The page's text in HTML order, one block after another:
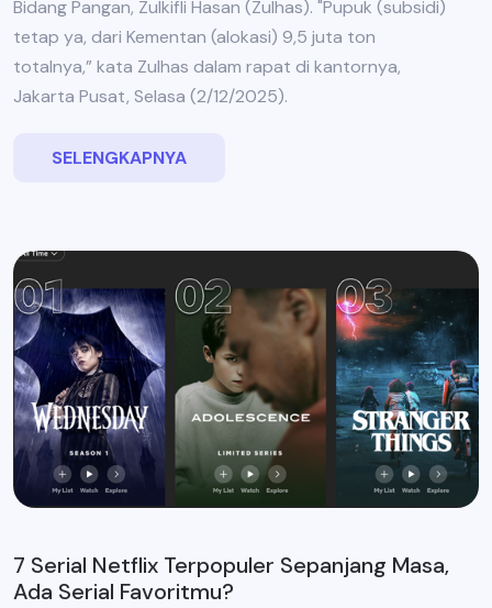
Bidang Pangan, Zulkifli Hasan (Zulhas). "Pupuk (subsidi)
tetap ya, dari Kementan (alokasi) 9,5 juta ton
totalnya,” kata Zulhas dalam rapat di kantornya,
Jakarta Pusat, Selasa (2/12/2025).
SELENGKAPNYA
7 Serial Netflix Terpopuler Sepanjang Masa,
Ada Serial Favoritmu?